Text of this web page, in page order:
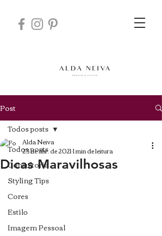
Post
Todos posts
Consultoria
Styling Tips
Cores
Estilo
Imagem Pessoal
Todos posts
Dicas Maravilhosas
Alda Neiva
23 de abr. de 20211 min de leitura